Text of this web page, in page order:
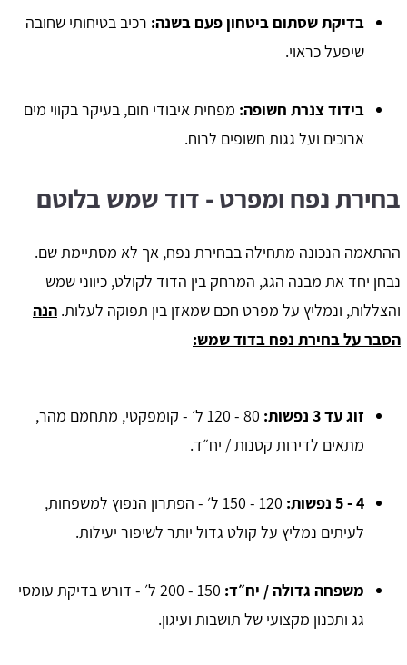
בדיקת שסתום ביטחון פעם בשנה: רכיב בטיחותי שחובה
שיפעל כראוי.
בידוד צנרת חשופה: מפחית איבודי חום, בעיקר בקווי מים
ארוכים ועל גגות חשופים לרוח.
בחירת נפח ומפרט - דוד שמש בלוטם
ההתאמה הנכונה מתחילה בבחירת נפח, אך לא מסתיימת שם.
נבחן יחד את מבנה הגג, המרחק בין הדוד לקולט, כיווני שמש
והצללות, ונמליץ על מפרט חכם שמאזן בין תפוקה לעלות. הנה
הסבר על בחירת נפח בדוד שמש:
זוג עד 3 נפשות :
80 - 120 ל׳ - קומפקטי, מתחמם מהר,
מתאים לדירות קטנות / יח״ד.
4 - 5 נפשות :
120 - 150 ל׳ - הפתרון הנפוץ למשפחות,
לעיתים נמליץ על קולט גדול יותר לשיפור יעילות.
משפחה גדולה / יח״ד:
150 - 200 ל׳ - דורש בדיקת עומסי
גג ותכנון מקצועי של תושבות ועיגון.